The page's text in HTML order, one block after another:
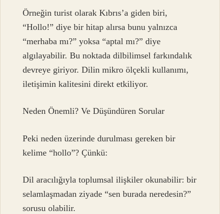
Örneğin turist olarak Kıbrıs’a giden biri,
“Hollo!” diye bir hitap alırsa bunu yalnızca
“merhaba mı?” yoksa “aptal mı?” diye
algılayabilir. Bu noktada dilbilimsel farkındalık
devreye giriyor. Dilin mikro ölçekli kullanımı,
iletişimin kalitesini direkt etkiliyor.
Neden Önemli? Ve Düşündüren Sorular
Peki neden üzerinde durulması gereken bir
kelime “hollo”? Çünkü:
Dil aracılığıyla toplumsal ilişkiler okunabilir: bir
selamlaşmadan ziyade “sen burada neredesin?”
sorusu olabilir.